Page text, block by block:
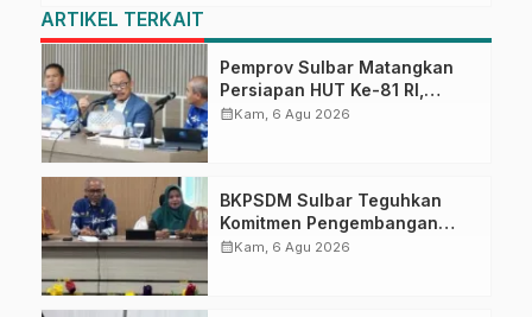
ARTIKEL TERKAIT
Pemprov Sulbar Matangkan
Persiapan HUT Ke-81 RI,
Puncak Upacara di Lapangan
calendar_monthKam, 6 Agu 2026
BKPSDM Sulbar Teguhkan
Komitmen Pengembangan
Kompetensi ASN melalui
calendar_monthKam, 6 Agu 2026